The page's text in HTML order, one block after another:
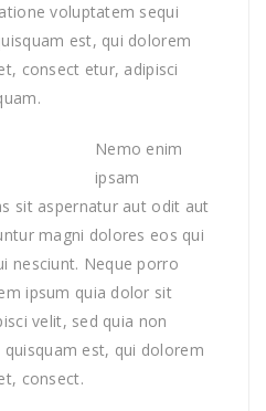
voluptatem sequi
est, qui dolorem
consect etur, adipisci
Nemo enim
ipsam
sit aspernatur aut odit aut
magni dolores eos qui
nesciunt. Neque porro
ipsum quia dolor sit
velit, sed quia non
est, qui dolorem
consect.